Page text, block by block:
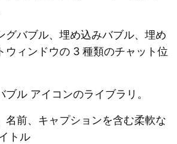
グバブル、埋め込みバブル、埋め
ウィンドウの 3 種類のチャット位
ブル アイコンのライブラリ。
名前、キャプションを含む柔軟な
トル